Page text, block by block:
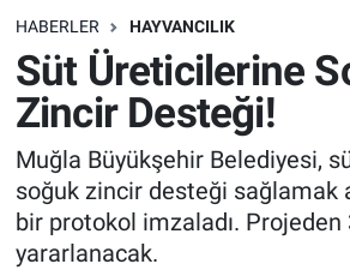
HABERLER HAYVANCILIK
Süt Üreticilerine
Zincir Desteği!
Muğla Büyükşehir Belediyesi,
soğuk zincir desteği sağlamak
bir protokol imzaladı.
yararlanacak.